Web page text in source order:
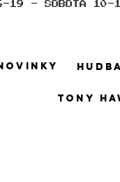
- SOBOTA 10-
TONY